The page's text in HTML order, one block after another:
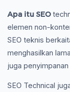
Apa itu SEO
elemen non-
SEO teknis
menghasilkan
juga
SEO Technical